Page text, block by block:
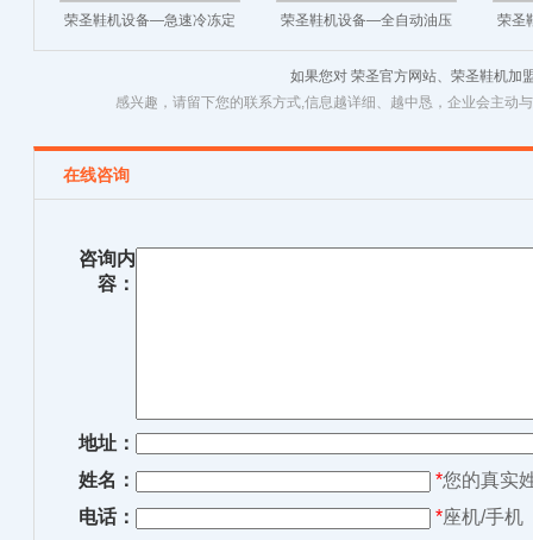
荣圣鞋机设备—急速冷冻定
型机
荣圣鞋机设备—全自动油压
前帮机
荣圣
如果您对 荣圣官方网站、荣圣鞋机加
感兴趣，请留下您的联系方式,信息越详细、越中恳，企业会主动
在线咨询
咨询内
容：
地址：
姓名：
*您的真实
电话：
*座机/手机